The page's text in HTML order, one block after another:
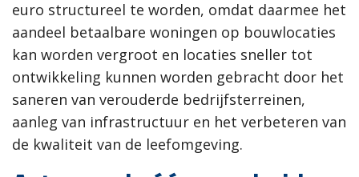
euro structureel te worden, omdat daarmee het
aandeel betaalbare woningen op bouwlocaties
kan worden vergroot en locaties sneller tot
ontwikkeling kunnen worden gebracht door het
saneren van verouderde bedrijfsterreinen,
aanleg van infrastructuur en het verbeteren van
de kwaliteit van de leefomgeving.